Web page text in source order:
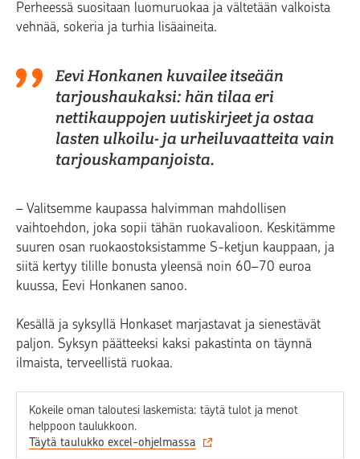
Perheessä suositaan luomuruokaa ja vältetään valkoista
vehnää, sokeria ja turhia lisäaineita.
Eevi Honkanen kuvailee itseään
tarjoushaukaksi: hän tilaa eri
nettikauppojen uutiskirjeet ja ostaa
lasten ulkoilu- ja urheiluvaatteita vain
tarjouskampanjoista.
– Valitsemme kaupassa halvimman mahdollisen
vaihtoehdon, joka sopii tähän ruokavalioon. Keskitämme
suuren osan ruokaostoksistamme S-ketjun kauppaan, ja
siitä kertyy tilille bonusta yleensä noin 60–70 euroa
kuussa, Eevi Honkanen sanoo.
Kesällä ja syksyllä Honkaset marjastavat ja sienestävät
paljon. Syksyn päätteeksi kaksi pakastinta on täynnä
ilmaista, terveellistä ruokaa.
Kokeile oman taloutesi laskemista: täytä tulot ja menot
helppoon taulukkoon.
Täytä taulukko excel-ohjelmassa